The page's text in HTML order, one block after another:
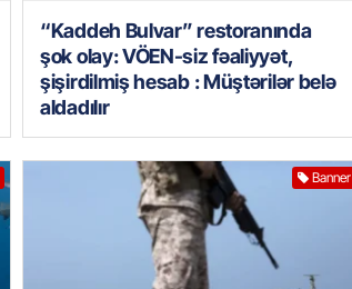
“Kaddeh Bulvar” restoranında
şok olay: VÖEN-siz fəaliyyət,
şişirdilmiş hesab : Müştərilər belə
aldadılır
Banner